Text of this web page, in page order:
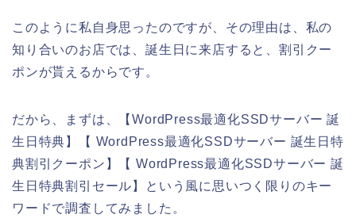
このように私自身思ったのですが、その理由は、私の
知り合いのお店では、誕生日に来店すると、割引クー
ポンが貰えるからです。
だから、まずは、【WordPress最適化SSDサーバー 誕
生日特典】【 WordPress最適化SSDサーバー 誕生日特
典割引クーポン】【 WordPress最適化SSDサーバー 誕
生日特典割引セール】という風に思いつく限りのキー
ワードで調査してみました。